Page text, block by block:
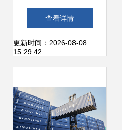
递进出口咨询 杰彦
国际物流专业代理
查看详情
更新时间：2026-08-08
15:29:42